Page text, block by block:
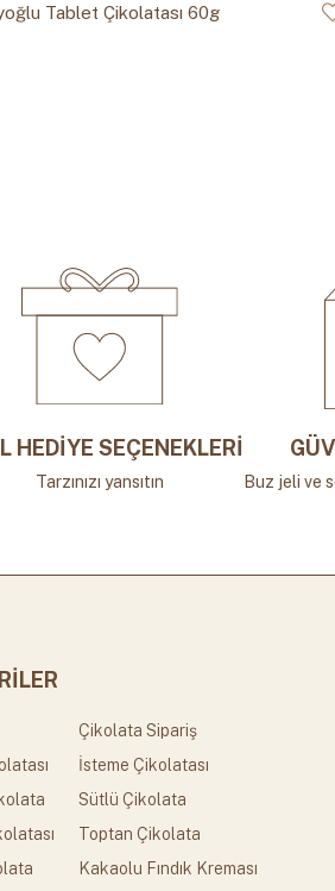
Tablet Çikolatası 60g
HEDİYE SEÇENEKLERİ
Tarzınızı yansıtın Buz jeli ve
Çikolata Sipariş
İsteme Çikolatası
Sütlü Çikolata
Toptan Çikolata
Kakaolu Fındık Kreması